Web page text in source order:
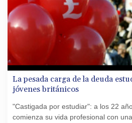
La pesada carga de la deuda
jóvenes británicos
"Castigada por estudiar": a los 22
comienza su vida profesional con